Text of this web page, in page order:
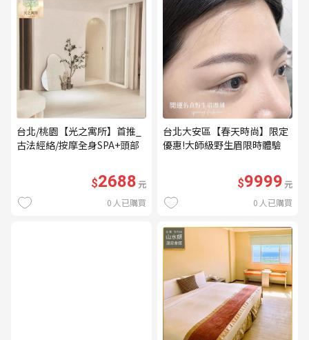
台北/桃園【光之寓所】首推_
古法經絡/按摩全身SPA+頭部
$2688元
0 人已購買
台北大安區【春天時尚】限定
優惠!大師級野生眉限時體驗
優惠券（無補色） (MO)
$9999元
0 人已購買